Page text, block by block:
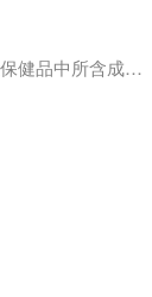
健品中所含成分
地增強自身免